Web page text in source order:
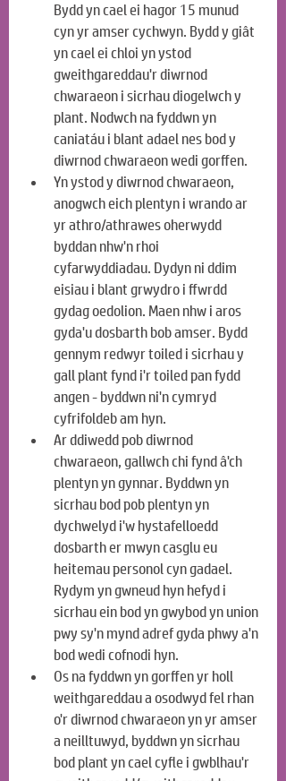
Bydd yn cael ei hagor 15 munud
cyn yr amser cychwyn. Bydd y giât
yn cael ei chloi yn ystod
gweithgareddau'r diwrnod
chwaraeon i sicrhau diogelwch y
plant. Nodwch na fyddwn yn
caniatáu i blant adael nes bod y
diwrnod chwaraeon wedi gorffen.
Yn ystod y diwrnod chwaraeon,
anogwch eich plentyn i wrando ar
yr athro/athrawes oherwydd
byddan nhw'n rhoi
cyfarwyddiadau. Dydyn ni ddim
eisiau i blant grwydro i ffwrdd
gydag oedolion. Maen nhw i aros
gyda'u dosbarth bob amser. Bydd
gennym redwyr toiled i sicrhau y
gall plant fynd i'r toiled pan fydd
angen - byddwn ni'n cymryd
cyfrifoldeb am hyn.
Ar ddiwedd pob diwrnod
chwaraeon, gallwch chi fynd â'ch
plentyn yn gynnar. Byddwn yn
sicrhau bod pob plentyn yn
dychwelyd i'w hystafelloedd
dosbarth er mwyn casglu eu
heitemau personol cyn gadael.
Rydym yn gwneud hyn hefyd i
sicrhau ein bod yn gwybod yn union
pwy sy'n mynd adref gyda phwy a'n
bod wedi cofnodi hyn.
Os na fyddwn yn gorffen yr holl
weithgareddau a osodwyd fel rhan
o'r diwrnod chwaraeon yn yr amser
a neilltuwyd, byddwn yn sicrhau
bod plant yn cael cyfle i gwblhau'r